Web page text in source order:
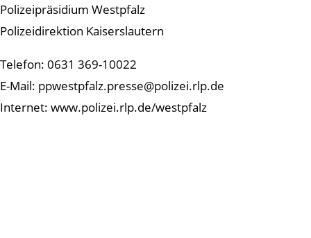
Polizeipräsidium Westpfalz
Polizeidirektion Kaiserslautern
Telefon: 0631 369-10022
E-Mail: ppwestpfalz.presse@polizei.rlp.de
Internet: www.polizei.rlp.de/westpfalz